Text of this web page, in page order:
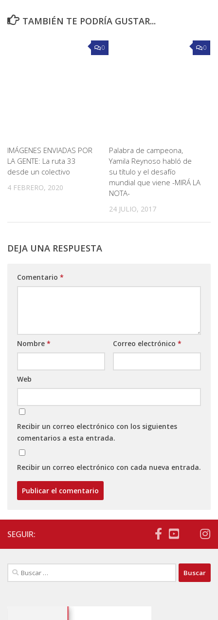
TAMBIÉN TE PODRÍA GUSTAR...
0
IMÁGENES ENVIADAS POR
LA GENTE: La ruta 33
desde un colectivo
4 FEBRERO, 2020
0
Palabra de campeona,
Yamila Reynoso habló de
su título y el desafío
mundial que viene -MIRÁ LA
NOTA-
24 JULIO, 2017
DEJA UNA RESPUESTA
Comentario *
Nombre * Correo electrónico *
Web
Recibir un correo electrónico con los siguientes
comentarios a esta entrada.
Recibir un correo electrónico con cada nueva entrada.
SEGUIR:
Buscar: